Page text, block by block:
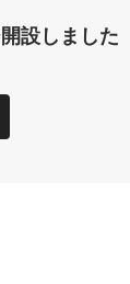
設しました